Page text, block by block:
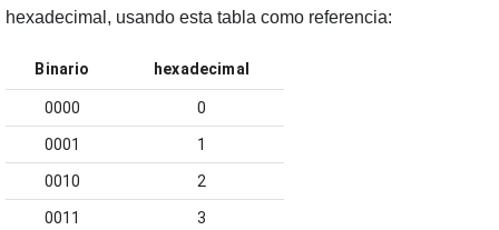
hexadecimal, usando esta tabla como referencia:
Binario hexadecimal
0000 0
0001 1
0010 2
0011 3